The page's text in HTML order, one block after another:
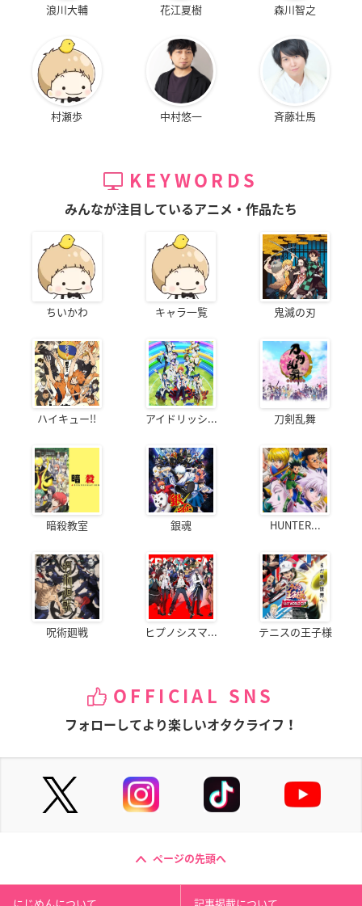
浪川大輔 花江夏樹 森川智之
村瀬歩 中村悠一 斉藤壮馬
KEYWORDS
みんなが注目しているアニメ・作品たち
ちいかわ キャラ一覧 鬼滅の刃
ハイキュー!! アイドリッシ... 刀剣乱舞
暗殺教室 銀魂 HUNTER...
呪術廻戦 ヒプノシスマ... テニスの王子様
OFFICIAL SNS
フォローしてより楽しいオタクライフ！
ページの先頭へ
にじめんについて 記事掲載について